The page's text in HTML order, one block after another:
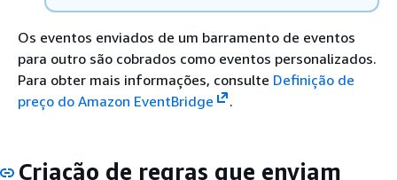
Os eventos enviados de um barramento de eventos
para outro são cobrados como eventos personalizados.
Para obter mais informações, consulte Definição de
preço do Amazon EventBridge
.
Criação de regras que enviam